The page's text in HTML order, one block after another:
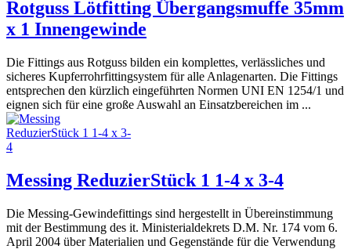
Rotguss Lötfitting Übergangsmuffe 35mm
x 1 Innengewinde
Die Fittings aus Rotguss bilden ein komplettes, verlässliches und
sicheres Kupferrohrfittingsystem für alle Anlagenarten. Die Fittings
entsprechen den kürzlich eingeführten Normen UNI EN 1254/1 und
eignen sich für eine große Auswahl an Einsatzbereichen im ...
Messing ReduzierStück 1 1-4 x 3-4
Die Messing-Gewindefittings sind hergestellt in Übereinstimmung
mit der Bestimmung des it. Ministerialdekrets D.M. Nr. 174 vom 6.
April 2004 über Materialien und Gegenstände für die Verwendung